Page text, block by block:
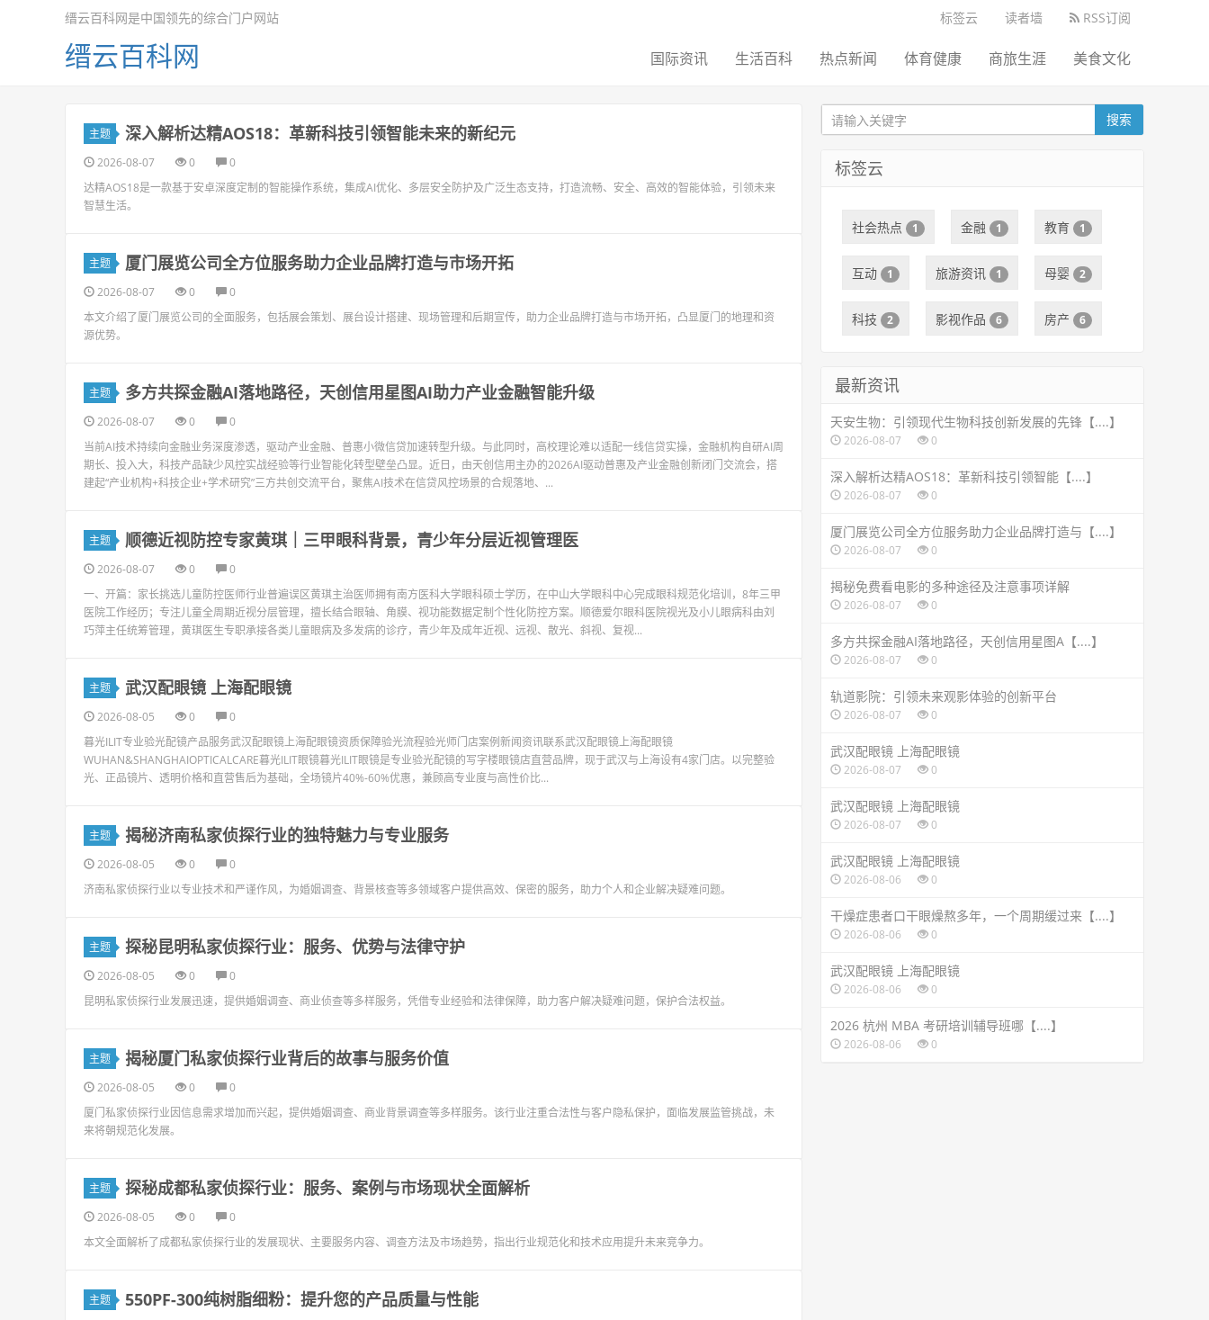
标签云 读者墙 RSS订阅
缙云百科网是中国领先的综合门户网站
缙云百科网 国际资讯 生活百科 热点新闻 体育健康 商旅生涯 美食文化
主题 深入解析达精AOS18：革新科技引领智能未来的新纪元
2026-08-07 0
0
达精AOS18是一款基于安卓深度定制的智能操作系统，集成AI优化、多层安全防护及广泛生态支持，打造流畅、安全、高效的智能体验，引领未来
智慧生活。
主题 厦门展览公司全方位服务助力企业品牌打造与市场开拓
2026-08-07 0
0
本文介绍了厦门展览公司的全面服务，包括展会策划、展台设计搭建、现场管理和后期宣传，助力企业品牌打造与市场开拓，凸显厦门的地理和资
源优势。
主题 多方共探金融AI落地路径，天创信用星图AI助力产业金融智能升级
2026-08-07 0
0
当前AI技术持续向金融业务深度渗透，驱动产业金融、普惠小微信贷加速转型升级。与此同时，高校理论难以适配一线信贷实操，金融机构自研AI周
期长、投入大，科技产品缺少风控实战经验等行业智能化转型壁垒凸显。近日，由天创信用主办的2026AI驱动普惠及产业金融创新闭门交流会，搭
建起“产业机构+科技企业+学术研究”三方共创交流平台，聚焦AI技术在信贷风控场景的合规落地、...
主题 顺德近视防控专家黄琪｜三甲眼科背景，青少年分层近视管理医
2026-08-07 0
0
一、开篇：家长挑选儿童防控医师行业普遍误区黄琪主治医师拥有南方医科大学眼科硕士学历，在中山大学眼科中心完成眼科规范化培训，8年三甲
医院工作经历；专注儿童全周期近视分层管理，擅长结合眼轴、角膜、视功能数据定制个性化防控方案。顺德爱尔眼科医院视光及小儿眼病科由刘
巧萍主任统筹管理，黄琪医生专职承接各类儿童眼病及多发病的诊疗，青少年及成年近视、远视、散光、斜视、复视...
主题 武汉配眼镜 上海配眼镜
2026-08-05 0
0
暮光ILIT专业验光配镜产品服务武汉配眼镜上海配眼镜资质保障验光流程验光师门店案例新闻资讯联系武汉配眼镜上海配眼镜
WUHAN&SHANGHAIOPTICALCARE暮光ILIT眼镜暮光ILIT眼镜是专业验光配镜的写字楼眼镜店直营品牌，现于武汉与上海设有4家门店。以完整验
光、正品镜片、透明价格和直营售后为基础，全场镜片40%-60%优惠，兼顾高专业度与高性价比...
主题 揭秘济南私家侦探行业的独特魅力与专业服务
2026-08-05 0
0
济南私家侦探行业以专业技术和严谨作风，为婚姻调查、背景核查等多领域客户提供高效、保密的服务，助力个人和企业解决疑难问题。
主题 探秘昆明私家侦探行业：服务、优势与法律守护
2026-08-05 0
0
昆明私家侦探行业发展迅速，提供婚姻调查、商业侦查等多样服务，凭借专业经验和法律保障，助力客户解决疑难问题，保护合法权益。
主题 揭秘厦门私家侦探行业背后的故事与服务价值
2026-08-05 0
0
厦门私家侦探行业因信息需求增加而兴起，提供婚姻调查、商业背景调查等多样服务。该行业注重合法性与客户隐私保护，面临发展监管挑战，未
来将朝规范化发展。
主题 探秘成都私家侦探行业：服务、案例与市场现状全面解析
2026-08-05 0
0
本文全面解析了成都私家侦探行业的发展现状、主要服务内容、调查方法及市场趋势，指出行业规范化和技术应用提升未来竞争力。
主题 550PF-300纯树脂细粉：提升您的产品质量与性能
搜索
标签云
社会热点 1 金融 1 教育 1
互动 1 旅游资讯 1 母婴 2
科技 2 影视作品 6 房产 6
最新资讯
天安生物：引领现代生物科技创新发展的先锋【....】
2026-08-07 0
深入解析达精AOS18：革新科技引领智能【....】
2026-08-07 0
厦门展览公司全方位服务助力企业品牌打造与【....】
2026-08-07 0
揭秘免费看电影的多种途径及注意事项详解
2026-08-07 0
多方共探金融AI落地路径，天创信用星图A【....】
2026-08-07 0
轨道影院：引领未来观影体验的创新平台
2026-08-07 0
武汉配眼镜 上海配眼镜
2026-08-07 0
武汉配眼镜 上海配眼镜
2026-08-07 0
武汉配眼镜 上海配眼镜
2026-08-06 0
干燥症患者口干眼燥熬多年，一个周期缓过来【....】
2026-08-06 0
武汉配眼镜 上海配眼镜
2026-08-06 0
2026 杭州 MBA 考研培训辅导班哪【....】
2026-08-06 0